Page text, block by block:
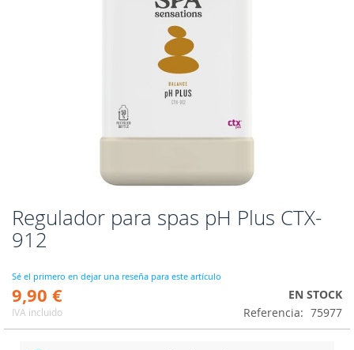
Regulador para spas pH Plus CTX-
912
Sé el primero en dejar una reseña para este artículo
9,90 €
IVA incluido
EN STOCK
Referencia
75977
Saltar
al
comienzo
la
galería
de